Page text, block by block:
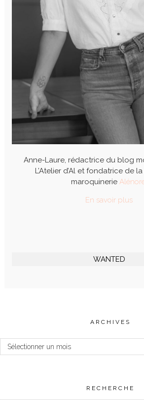
Anne-Laure, rédactrice du blog
L’Atelier d’Al et fondatrice de
maroquinerie
En savoir plus
WANTED
ARCHIVES
Archives
RECHERCHE